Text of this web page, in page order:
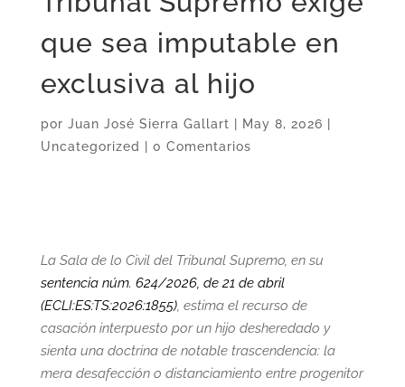
que sea imputable en
exclusiva al hijo
por Juan José Sierra Gallart May 8, 2026
Uncategorized
0 Comentarios
La Sala de lo Civil del Tribunal Supremo, en su
sentencia núm. 624/2026, de 21 de abril
(ECLI:ES:TS:2026:1855), estima el recurso de
casación interpuesto por un hijo desheredado y
sienta una doctrina de notable trascendencia: la
mera desafección o distanciamiento entre progenitor